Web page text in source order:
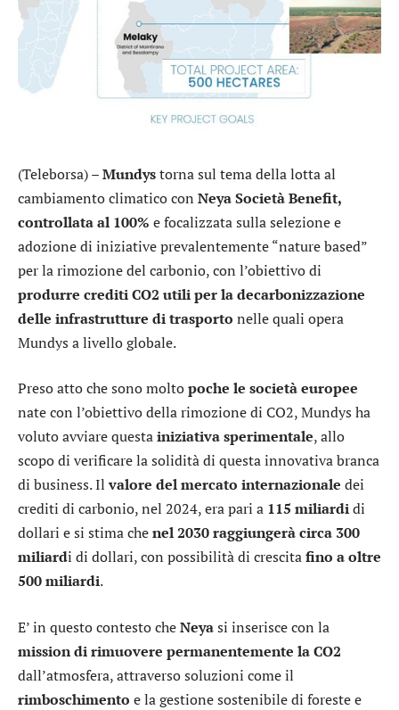
(Teleborsa) –Mundystorna sul tema della lotta al
cambiamento climatico con Neya Società Benefit,
controllata al 100% e focalizzata sulla selezione e
adozione di iniziative prevalentemente “nature based”
per la rimozione del carbonio, con l’obiettivo di
produrre crediti CO2 utili per la decarbonizzazione
delle infrastrutture di trasporto nelle quali opera
Mundys a livello globale.
Preso atto che sono moltopoche le società europee
nate con l’obiettivo della rimozione di CO2, Mundys ha
voluto avviare questainiziativa sperimentale, allo
scopo di verificare la solidità di questa innovativa branca
di business. Ilvalore del mercato internazionale dei
crediti di carbonio, nel 2024, era pari a 115 miliardidi
dollari e si stima chenel 2030 raggiungerà circa 300
miliardi di dollari, con possibilità di crescitafino a oltre
500 miliardi.
E’ in questo contesto cheNeyasi inserisce con la
mission di rimuovere permanentemente la CO2
dall’atmosfera, attraverso soluzioni come il
rimboschimento e la gestione sostenibile di foreste e